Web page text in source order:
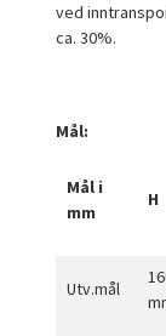
ved
ca. 30%.
Mål:
Mål i
mm
H
Utv.mål